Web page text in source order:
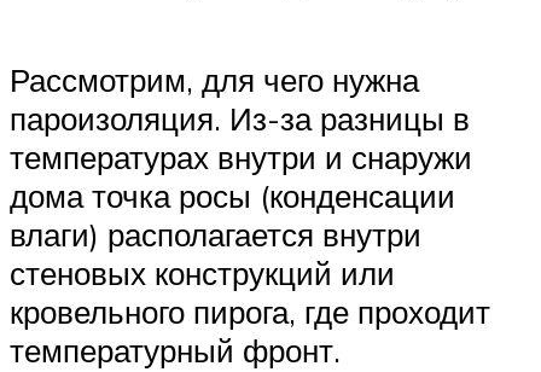
Рассмотрим, для чего нужна
пароизоляция. Из-за разницы в
температурах внутри и снаружи
дома точка росы (конденсации
влаги) располагается внутри
стеновых конструкций или
кровельного пирога, где проходит
температурный фронт.